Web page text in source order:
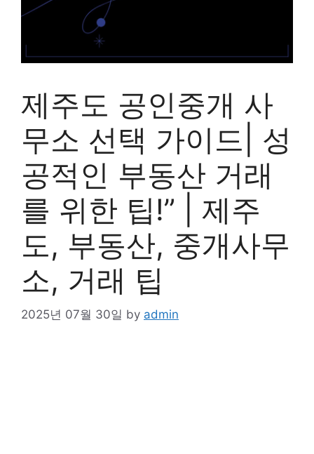
제주도 공인중개 사
무소 선택 가이드| 성
공적인 부동산 거래
를 위한 팁!” | 제주
도, 부동산, 중개사무
소, 거래 팁
2025년 07월 30일 by admin